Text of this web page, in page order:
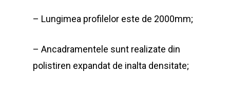
– Lungimea profilelor este de 2000mm;
– Ancadramentele sunt realizate din
polistiren expandat de inalta densitate;